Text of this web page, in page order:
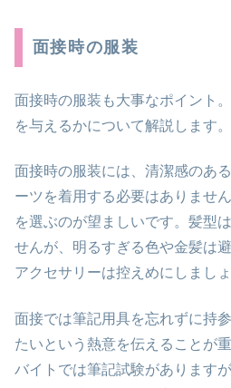
面接時の服装
面接時の服装も大事なポイント
を与えるかについて解説します。
面接時の服装には、清潔感のあ
ーツを着用する必要はありませ
を選ぶのが望ましいです。髪型
せんが、明るすぎる色や金髪は
アクセサリーは控えめにしましょ
面接では筆記用具を忘れずに持
たいという熱意を伝えることが
バイトでは筆記試験があります